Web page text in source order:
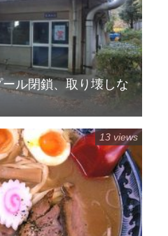
ル閉鎖、取り壊しな
13 views